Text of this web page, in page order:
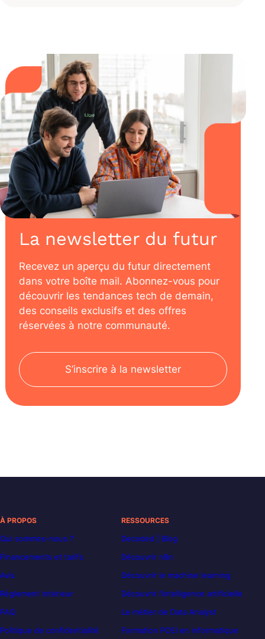
La newsletter du futur
Recevez un aperçu du futur directement
dans votre boîte mail. Abonnez-vous pour
découvrir les tendances tech de demain,
des conseils exclusifs et des offres
réservées à notre communauté.
S’inscrire à la newsletter
À PROPOS
Qui sommes-nous ?
Financements et tarifs
Avis
Règlement intérieur
FAQ
Politique de confidentialité
RESSOURCES
Decoded | Blog
Découvrir n8n
Découvrir le machine learning
Découvrir l’intelligence artificielle
Le métier de Data Analyst
Formation POEI en informatique